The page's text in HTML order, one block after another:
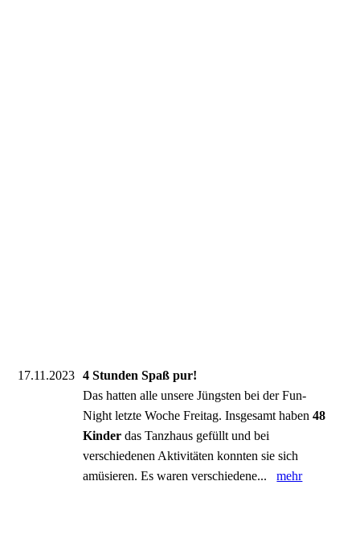
17.11.2023
4 Stunden Spaß pur!
Das hatten alle unsere Jüngsten bei der Fun-
Night letzte Woche Freitag. Insgesamt haben48
Kinder das Tanzhaus gefüllt und bei
verschiedenen Aktivitäten konnten sie sich
amüsieren. Es waren verschiedene...mehr